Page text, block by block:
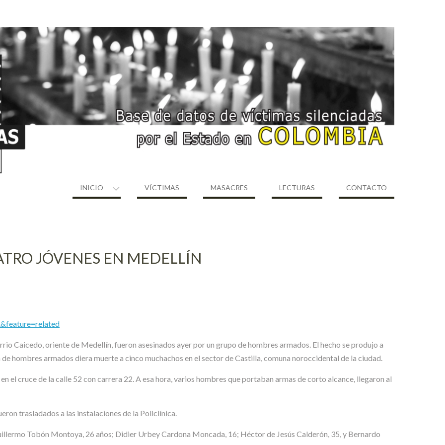
INICIO VÍCTIMAS MASACRES LECTURAS CONTACTO
JÓVENES EN MEDELLÍN
Caicedo, oriente de Medellín, fueron asesinados ayer por un grupo de hombres armados. El hecho se produjo a
hombres armados diera muerte a cinco muchachos en el sector de Castilla, comuna noroccidental de la ciudad.
el cruce de la calle 52 con carrera 22. A esa hora, varios hombres que portaban armas de corto alcance, llegaron al
trasladados a las instalaciones de la Policlínica.
Tobón Montoya, 26 años; Didier Urbey Cardona Moncada, 16; Héctor de Jesús Calderón, 35, y Bernardo